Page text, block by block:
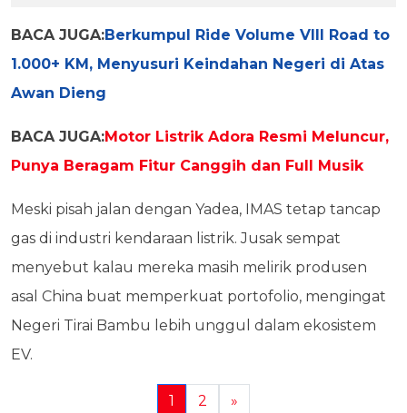
BACA JUGA:Berkumpul Ride Volume VIII Road to
1.000+ KM, Menyusuri Keindahan Negeri di Atas
Awan Dieng
BACA JUGA:Motor Listrik Adora Resmi Meluncur,
Punya Beragam Fitur Canggih dan Full Musik
Meski pisah jalan dengan Yadea, IMAS tetap tancap
gas di industri kendaraan listrik. Jusak sempat
menyebut kalau mereka masih melirik produsen
asal China buat memperkuat portofolio, mengingat
Negeri Tirai Bambu lebih unggul dalam ekosistem
EV.
1 2 »